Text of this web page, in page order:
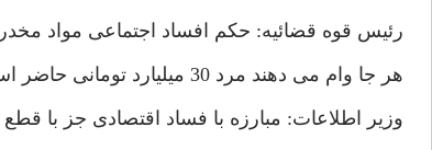
رئيس قوه قضائيه: حكم افساد اجتماعى مواد مخدر
هر جا وام مى دهند مرد 30 ميليارد تومانى حاضر است.
وزير اطلاعات: مبارزه با فساد اقتصادى جز با